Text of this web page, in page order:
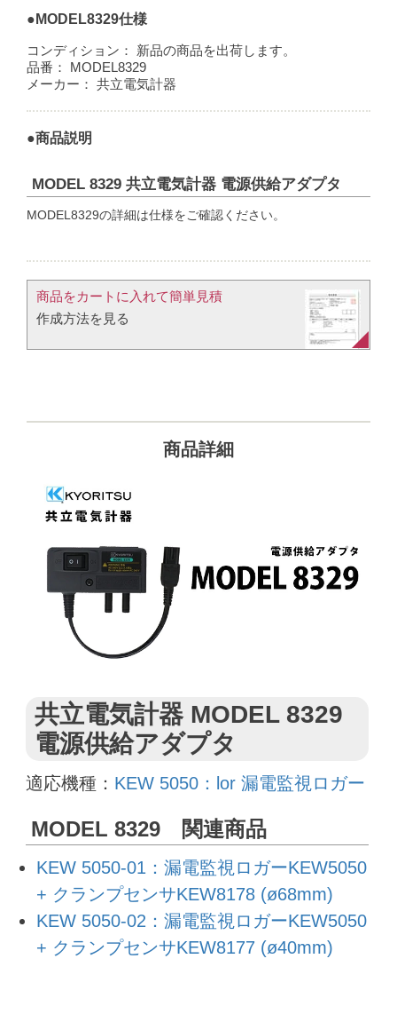
●MODEL8329仕様
コンディション：
新品の商品を出荷します。
品番：
MODEL8329
メーカー：
共立電気計器
●商品説明
MODEL 8329 共立電気計器 電源供給アダプタ
MODEL8329の詳細は仕様をご確認ください。
商品をカートに入れて簡単見積​
作成方法を見る​​
商品詳細
共立電気計器 MODEL 8329
電源供給アダプタ
適応機種： KEW 5050：lor 漏電監視ロガー
MODEL 8329 関連商品
KEW 5050-01：漏電監視ロガーKEW5050
+ クランプセンサKEW8178 (ø68mm)
KEW 5050-02：漏電監視ロガーKEW5050
+ クランプセンサKEW8177 (ø40mm)